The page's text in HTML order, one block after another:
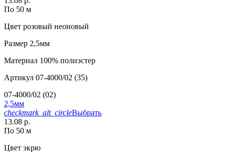
По 50 м
Цвет розовый неоновый
Размер 2,5мм
Материал 100% полиэстер
Артикул 07-4000/02 (35)
07-4000/02 (02)
2,5мм
checkmark_alt_circleВыбрать
13.08 р.
По 50 м
Цвет экрю